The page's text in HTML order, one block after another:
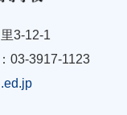
3-12-1
03-3917-1123